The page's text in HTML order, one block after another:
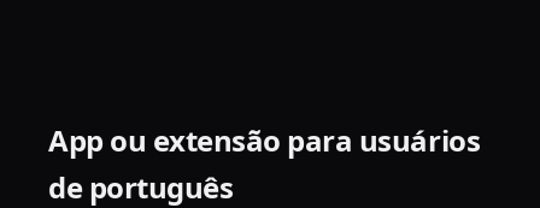
App ou extensão para usuários
de português